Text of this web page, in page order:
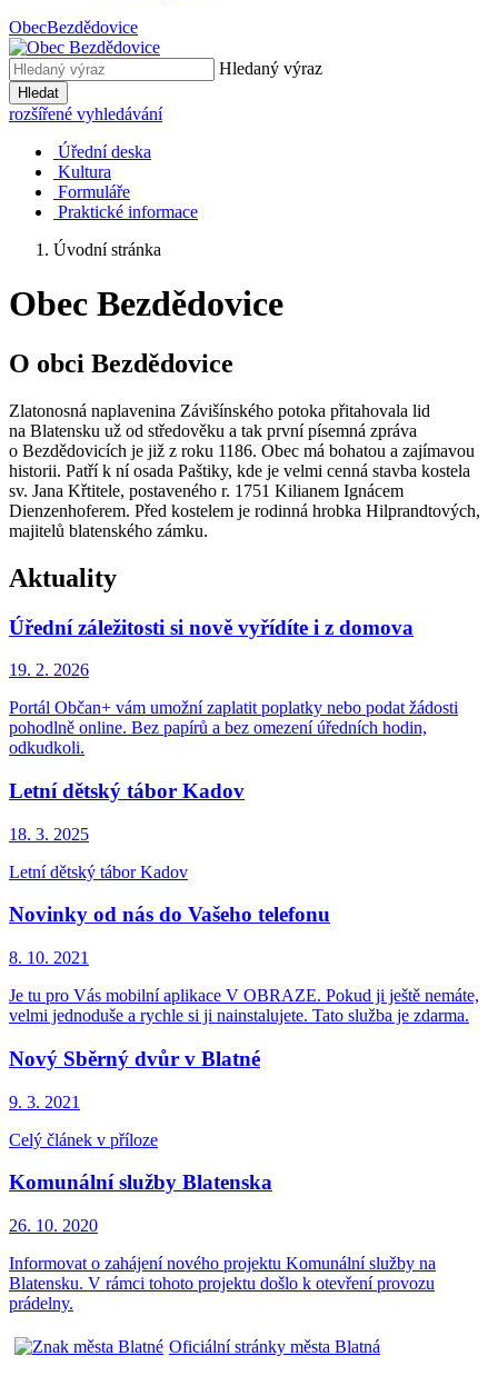
ObecBezdědovice
Hledaný výraz
Hledat
rozšířené vyhledávání
Úřední deska
Kultura
Formuláře
Praktické informace
Úvodní stránka
Obec Bezdědovice
O obci Bezdědovice
Zlatonosná naplavenina Závišínského potoka přitahovala lid
na Blatensku už od středověku a tak první písemná zpráva
o Bezdědovicích je již z roku 1186. Obec má bohatou a zajímavou
historii. Patří k ní osada Paštiky, kde je velmi cenná stavba kostela
sv. Jana Křtitele, postaveného r. 1751 Kilianem Ignácem
Dienzenhoferem. Před kostelem je rodinná hrobka Hilprandtových,
majitelů blatenského zámku.
Aktuality
Úřední záležitosti si nově vyřídíte i z domova
19. 2. 2026
Portál Občan+ vám umožní zaplatit poplatky nebo podat žádosti
pohodlně online. Bez papírů a bez omezení úředních hodin,
odkudkoli.
Letní dětský tábor Kadov
18. 3. 2025
Letní dětský tábor Kadov
Novinky od nás do Vašeho telefonu
8. 10. 2021
Je tu pro Vás mobilní aplikace V OBRAZE. Pokud ji ještě nemáte,
velmi jednoduše a rychle si ji nainstalujete. Tato služba je zdarma.
Nový Sběrný dvůr v Blatné
9. 3. 2021
Celý článek v příloze
Komunální služby Blatenska
26. 10. 2020
Informovat o zahájení nového projektu Komunální služby na
Blatensku. V rámci tohoto projektu došlo k otevření provozu
prádelny.
Oficiální stránky města Blatná